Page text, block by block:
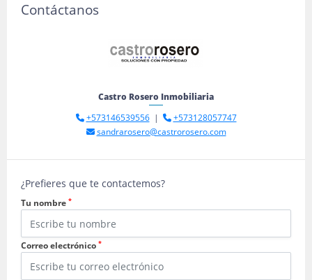
Contáctanos
Castro Rosero Inmobiliaria
+573146539556|
+573128057747
sandrarosero@castrorosero.com
¿Prefieres que te contactemos?
Tu nombre *
Correo electrónico *